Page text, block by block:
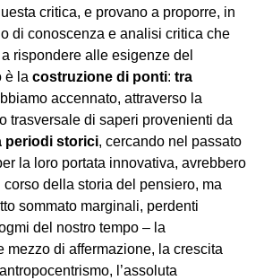
critica, e provano a proporre, in
di conoscenza e analisi critica che
rispondere alle esigenze del
è la costruzione di ponti: tra
accennato, attraverso la
trasversale di saperi provenienti da
periodi storici, cercando nel passato
la loro portata innovativa, avrebbero
della storia del pensiero, ma
sommato marginali, perdenti
del nostro tempo – la
mezzo di affermazione, la crescita
l’assoluta